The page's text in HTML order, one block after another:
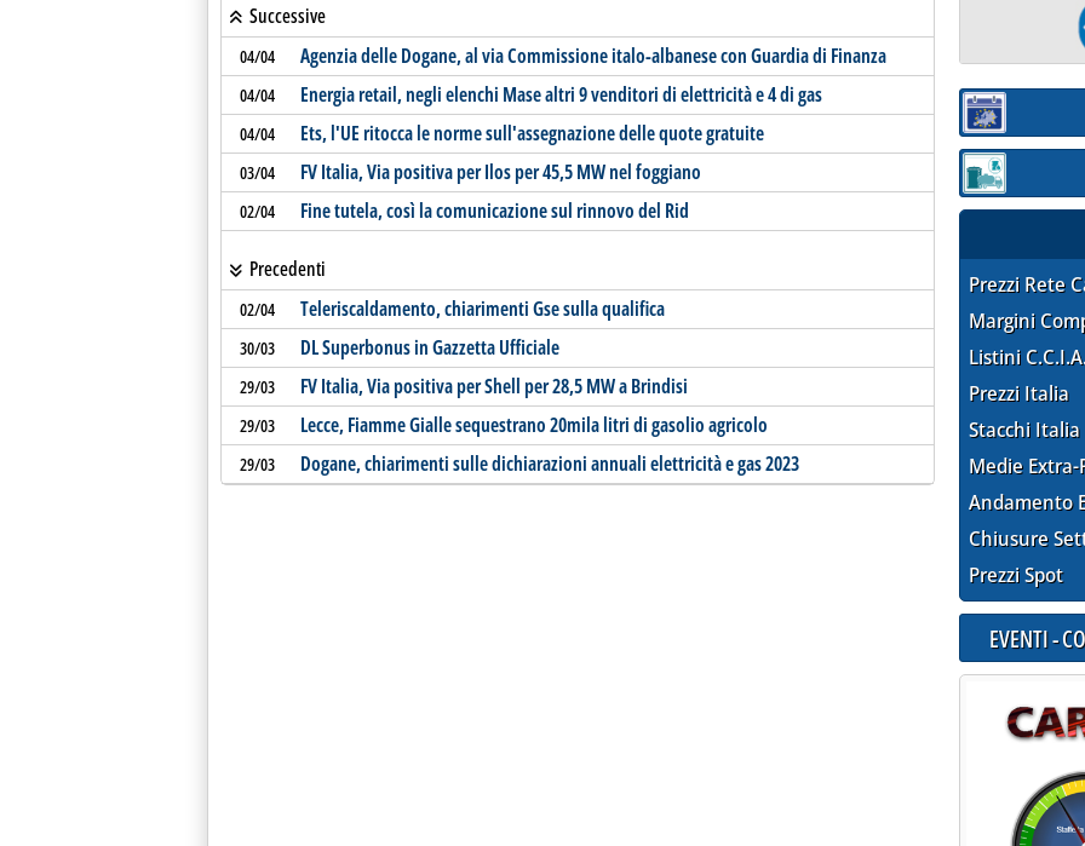
Successive
04/04 Agenzia delle Dogane, al via Commissione italo-albanese con Guardia di Finanza
04/04 Energia retail, negli elenchi Mase altri 9 venditori di elettricità e 4 di gas
04/04 Ets, l'UE ritocca le norme sull'assegnazione delle quote gratuite
03/04 FV Italia, Via positiva per Ilos per 45,5 MW nel foggiano
02/04 Fine tutela, così la comunicazione sul rinnovo del Rid
Precedenti
02/04 Teleriscaldamento, chiarimenti Gse sulla qualifica
30/03 DL Superbonus in Gazzetta Ufficiale
29/03 FV Italia, Via positiva per Shell per 28,5 MW a Brindisi
29/03 Lecce, Fiamme Gialle sequestrano 20mila litri di gasolio agricolo
29/03 Dogane, chiarimenti sulle dichiarazioni annuali elettricità e gas 2023
Sezione:
Sezione:
Prezzi Rete
Margini
Listini
Prezzi Italia
Stacchi Italia
Medie Extra-
Andamento
Chiusure
Prezzi Spot
EVENTI -